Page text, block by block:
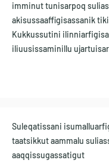
imminut tunisarpoq
akisussaaffigisassanik
Kukkussutini
iliuusissaminillu
Suleqatissani
taatsikkut aammalu
aaqqissugassatigut